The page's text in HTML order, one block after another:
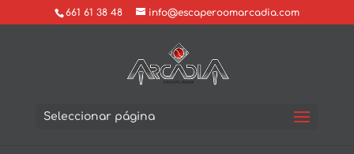
661 61 38 48 info@escaperoomarcadia.com
Seleccionar página